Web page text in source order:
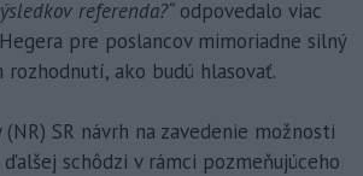
referenda?“ odpovedalo viac
pre poslancov mimoriadne silný
ako budú hlasovať.
SR návrh na zavedenie možnosti
schôdzi v rámci pozmeňujúceho